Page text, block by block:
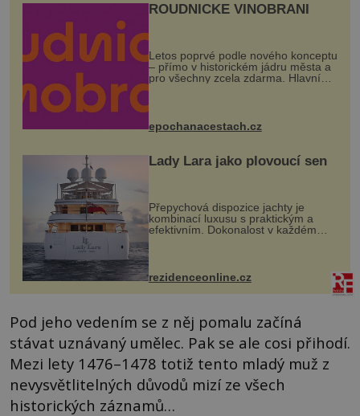
ROUDNICKÉ VINOBRANÍ
Letos poprvé podle nového konceptu
– přímo v historickém jádru města a
pro všechny zcela zdarma. Hlavní
program se odehraje na Karlově a
mohou těšit na víno, burčák, pes...
epochanacestach.cz
Lady Lara jako plovoucí sen
Přepychová dispozice jachty je
kombinací luxusu s praktickým a
efektivním. Dokonalost v každém
detailu představuje značka Fendi
Casa, kterou byly vybaveny její
paluby. Monacký přístav nabízí
každoročn...
rezidenceonline.cz
Pod jeho vedením se z něj pomalu začíná
stávat uznávaný umělec. Pak se ale cosi přihodí.
Mezi lety 1476–1478 totiž tento mladý muž z
nevysvětlitelných důvodů mizí ze všech
historických záznamů…